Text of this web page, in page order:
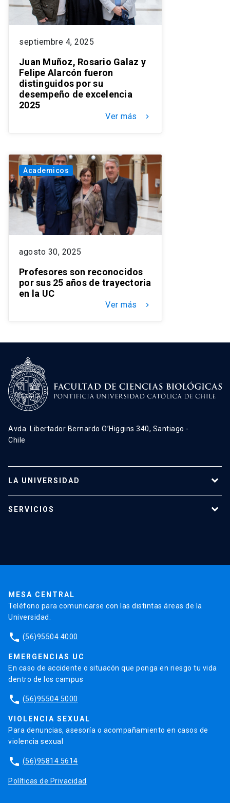
septiembre 4, 2025
Juan Muñoz, Rosario Galaz y
Felipe Alarcón fueron
distinguidos por su
desempeño de excelencia
2025
Ver más keyboard_arrow_right
Academicos
agosto 30, 2025
Profesores son reconocidos
por sus 25 años de trayectoria
en la UC
Ver más keyboard_arrow_right
Avda. Libertador Bernardo O’Higgins 340, Santiago -
Chile
LA UNIVERSIDAD
Investigación
SERVICIOS
MESA CENTRAL
Teléfono para comunicarse con las distintas áreas de la
Universidad.
phone (56)95504 4000
EMERGENCIAS UC
En caso de accidente o situacón que ponga en riesgo tu vida
dentro de los campus
phone (56)95504 5000
VIOLENCIA SEXUAL
Para denuncias, asesoría o acompañamiento en casos de
violencia sexual
phone (56)95814 5614
Políticas de Privacidad